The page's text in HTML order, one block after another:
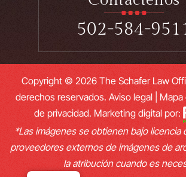
502-584-
Copyright © 2026 The Schafer Law
derechos reservados. Aviso legal| Mapa
de privacidad. Marketing digital por:
*Las imágenes se obtienen bajo licencia
proveedores externos de imágenes de
la atribución cuando es